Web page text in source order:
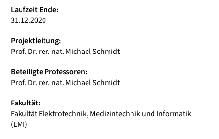
Laufzeit Ende:
31.12.2020
Projektleitung:
Prof. Dr. rer. nat. Michael Schmidt
Beteiligte Professoren:
Prof. Dr. rer. nat. Michael Schmidt
Fakultät:
Fakultät Elektrotechnik, Medizintechnik und Informatik
(EMI)